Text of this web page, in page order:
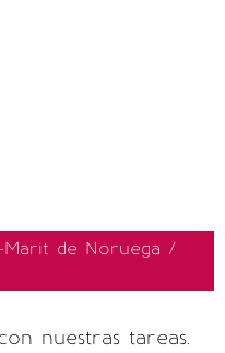
Marit de Noruega /
nuestras tareas.